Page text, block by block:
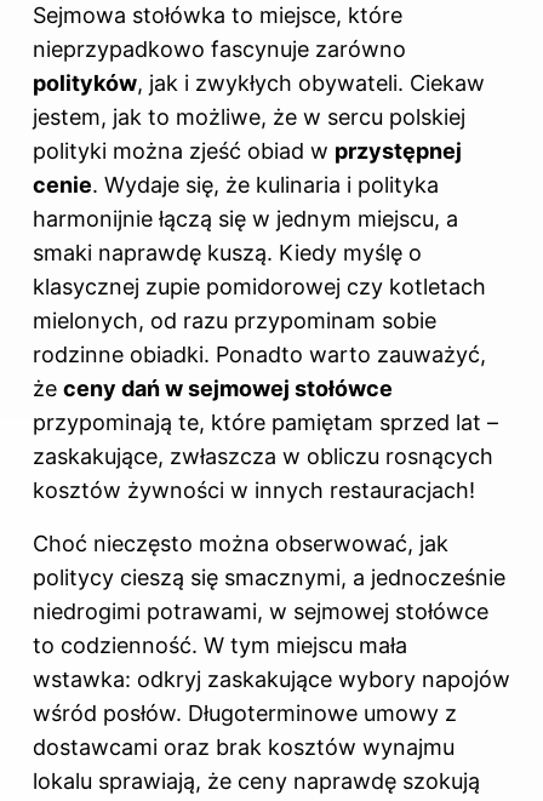
Sejmowa stołówka to miejsce, które
nieprzypadkowo fascynuje zarówno
polityków, jak i zwykłych obywateli. Ciekaw
jestem, jak to możliwe, że w sercu polskiej
polityki można zjeść obiad w przystępnej
cenie. Wydaje się, że kulinaria i polityka
harmonijnie łączą się w jednym miejscu, a
smaki naprawdę kuszą. Kiedy myślę o
klasycznej zupie pomidorowej czy kotletach
mielonych, od razu przypominam sobie
rodzinne obiadki. Ponadto warto zauważyć,
że ceny dań w sejmowej stołówce
przypominają te, które pamiętam sprzed lat –
zaskakujące, zwłaszcza w obliczu rosnących
kosztów żywności w innych restauracjach!
Choć nieczęsto można obserwować, jak
politycy cieszą się smacznymi, a jednocześnie
niedrogimi potrawami, w sejmowej stołówce
to codzienność. W tym miejscu mała
wstawka: odkryj zaskakujące wybory napojów
wśród posłów. Długoterminowe umowy z
dostawcami oraz brak kosztów wynajmu
lokalu sprawiają, że ceny naprawdę szokują